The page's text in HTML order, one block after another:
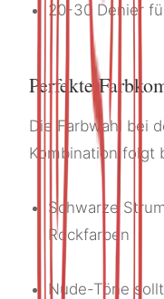
20-30 Denier
Perfekte
Die Farbwahl bei
Kombination folgt
Schwarze
Rockfarben
Nude-Töne